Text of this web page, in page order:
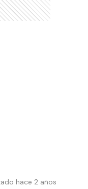
hace 2 años